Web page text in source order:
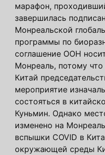
марафон,
завершилась
Монреальской
программы по
соглашение ООН
Монреаль, потому
Китай
мероприятие
состояться в
Куньмин. Однако
изменено на
вспышки COVID в
окружающей среды